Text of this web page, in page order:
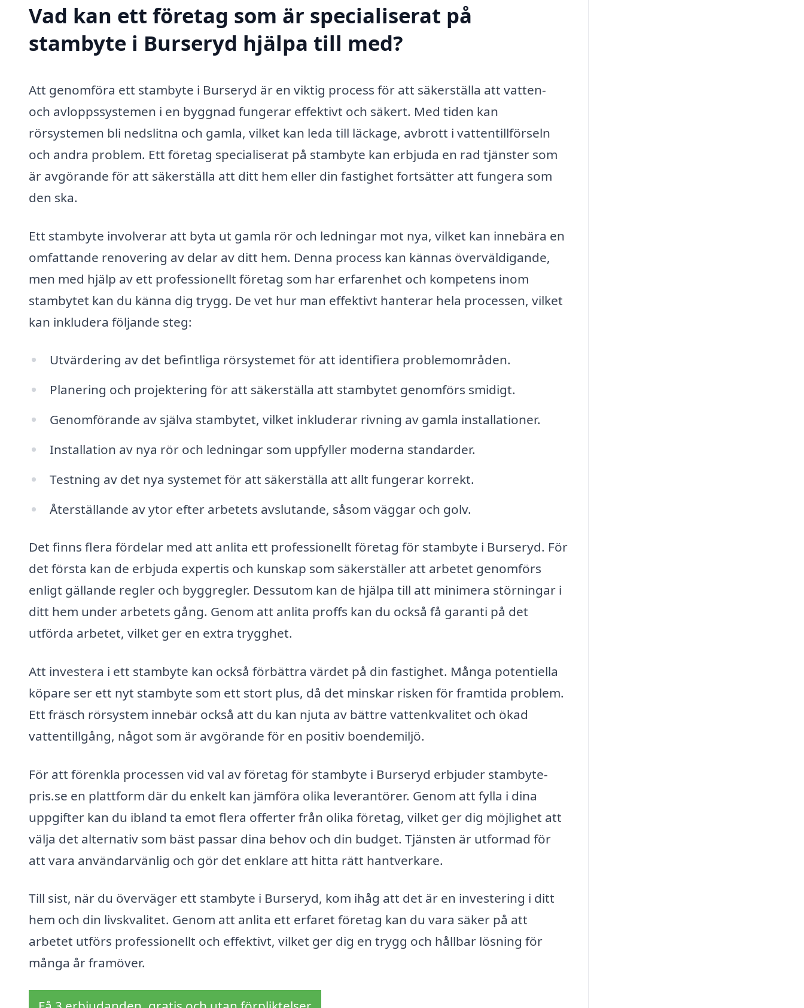
Vad kan ett företag som är specialiserat på
stambyte i Burseryd hjälpa till med?
Att genomföra ett stambyte i Burseryd är en viktig process för att säkerställa att vatten-
och avloppssystemen i en byggnad fungerar effektivt och säkert. Med tiden kan
rörsystemen bli nedslitna och gamla, vilket kan leda till läckage, avbrott i vattentillförseln
och andra problem. Ett företag specialiserat på stambyte kan erbjuda en rad tjänster som
är avgörande för att säkerställa att ditt hem eller din fastighet fortsätter att fungera som
den ska.
Ett stambyte involverar att byta ut gamla rör och ledningar mot nya, vilket kan innebära en
omfattande renovering av delar av ditt hem. Denna process kan kännas överväldigande,
men med hjälp av ett professionellt företag som har erfarenhet och kompetens inom
stambytet kan du känna dig trygg. De vet hur man effektivt hanterar hela processen, vilket
kan inkludera följande steg:
Utvärdering av det befintliga rörsystemet för att identifiera problemområden.
Planering och projektering för att säkerställa att stambytet genomförs smidigt.
Genomförande av själva stambytet, vilket inkluderar rivning av gamla installationer.
Installation av nya rör och ledningar som uppfyller moderna standarder.
Testning av det nya systemet för att säkerställa att allt fungerar korrekt.
Återställande av ytor efter arbetets avslutande, såsom väggar och golv.
Det finns flera fördelar med att anlita ett professionellt företag för stambyte i Burseryd. För
det första kan de erbjuda expertis och kunskap som säkerställer att arbetet genomförs
enligt gällande regler och byggregler. Dessutom kan de hjälpa till att minimera störningar i
ditt hem under arbetets gång. Genom att anlita proffs kan du också få garanti på det
utförda arbetet, vilket ger en extra trygghet.
Att investera i ett stambyte kan också förbättra värdet på din fastighet. Många potentiella
köpare ser ett nyt stambyte som ett stort plus, då det minskar risken för framtida problem.
Ett fräsch rörsystem innebär också att du kan njuta av bättre vattenkvalitet och ökad
vattentillgång, något som är avgörande för en positiv boendemiljö.
För att förenkla processen vid val av företag för stambyte i Burseryd erbjuder stambyte-
pris.se en plattform där du enkelt kan jämföra olika leverantörer. Genom att fylla i dina
uppgifter kan du ibland ta emot flera offerter från olika företag, vilket ger dig möjlighet att
välja det alternativ som bäst passar dina behov och din budget. Tjänsten är utformad för
att vara användarvänlig och gör det enklare att hitta rätt hantverkare.
Till sist, när du överväger ett stambyte i Burseryd, kom ihåg att det är en investering i ditt
hem och din livskvalitet. Genom att anlita ett erfaret företag kan du vara säker på att
arbetet utförs professionellt och effektivt, vilket ger dig en trygg och hållbar lösning för
många år framöver.